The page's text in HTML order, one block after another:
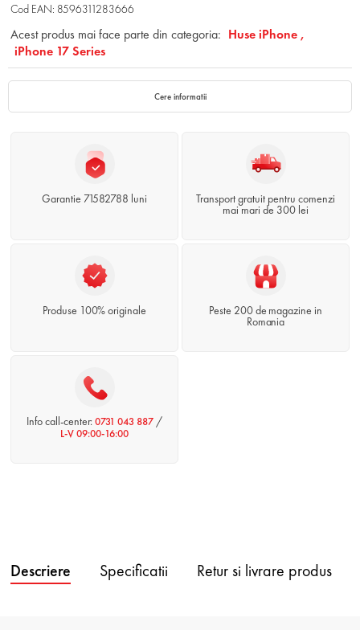
Cod EAN: 8596311283666
Acest produs mai face parte din categoria: Huse iPhone ,
iPhone 17 Series
Cere informatii
Garantie 71582788 luni
Transport gratuit pentru comenzi
mai mari de 300 lei
Produse 100% originale
Peste 200 de magazine in
Romania
Info call-center:0731 043 887 /
L-V 09:00-16:00
Descriere Specificatii Retur si livrare produs